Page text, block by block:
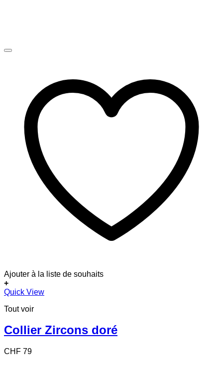
Ajouter à la liste de souhaits
+
Quick View
Tout voir
Collier Zircons doré
CHF 79